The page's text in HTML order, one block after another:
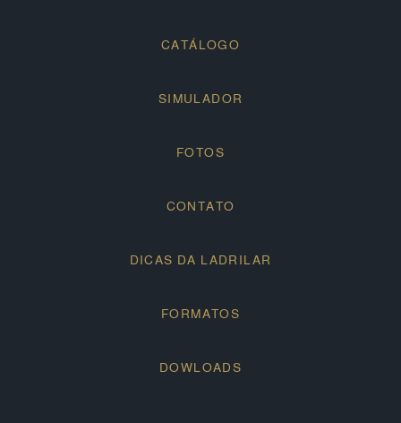
CATÁLOGO
SIMULADOR
FOTOS
CONTATO
DICAS DA LADRILAR
FORMATOS
DOWLOADS